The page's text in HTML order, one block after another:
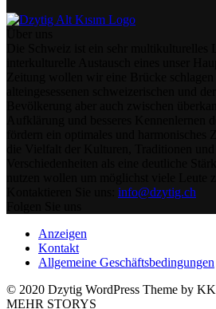
info@dzytig.ch
Anzeigen
Kontakt
Allgemeine Geschäftsbedingungen
© 2020 Dzytig WordPress Theme by KK
MEHR STORYS